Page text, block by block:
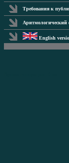
Требования к
Аритмологический
English